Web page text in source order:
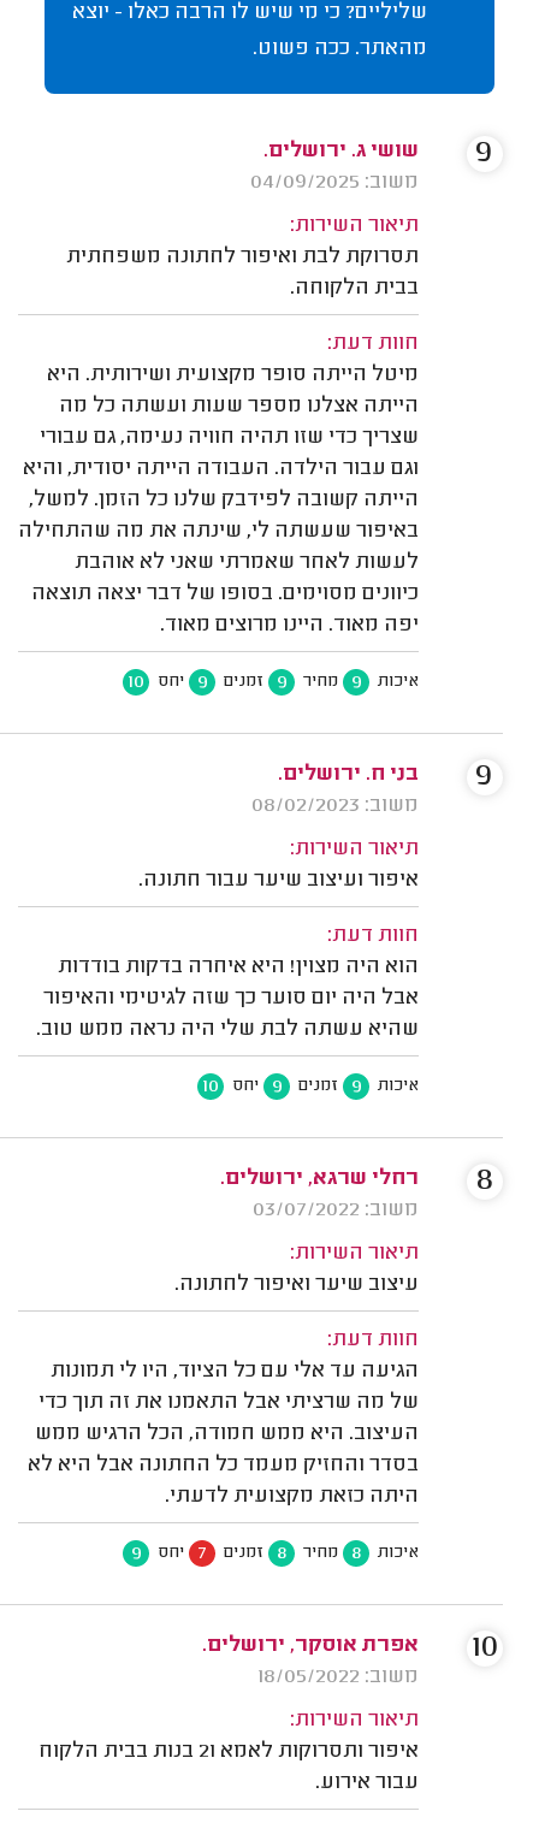
שליליים? כי מי שיש לו הרבה כאלו - יוצא
מהאתר. ככה פשוט.
שושי ג. ירושלים.
משוב: 04/09/2025
תיאור השירות:
תסרוקת לבת ואיפור לחתונה משפחתית
בבית הלקוחה.
חוות דעת:
מיטל הייתה סופר מקצועית ושירותית. היא
הייתה אצלנו מספר שעות ועשתה כל מה
שצריך כדי שזו תהיה חוויה נעימה, גם עבורי
וגם עבור הילדה. העבודה הייתה יסודית, והיא
הייתה קשובה לפידבק שלנו כל הזמן. למשל,
באיפור שעשתה לי, שינתה את מה שהתחילה
לעשות לאחר שאמרתי שאני לא אוהבת
כיוונים מסוימים. בסופו של דבר יצאה תוצאה
יפה מאוד. היינו מרוצים מאוד.
איכות 9 מחיר 9 זמנים 9 יחס 10
9
בני ח. ירושלים.
משוב: 08/02/2023
תיאור השירות:
איפור ועיצוב שיער עבור חתונה.
חוות דעת:
הוא היה מצוין! היא איחרה בדקות בודדות
אבל היה יום סוער כך שזה לגיטימי והאיפור
שהיא עשתה לבת שלי היה נראה ממש טוב.
איכות 9 זמנים 9 יחס 10
9
רחלי שרגא, ירושלים.
משוב: 03/07/2022
תיאור השירות:
עיצוב שיער ואיפור לחתונה.
חוות דעת:
הגיעה עד אלי עם כל הציוד, היו לי תמונות
של מה שרציתי אבל התאמנו את זה תוך כדי
העיצוב. היא ממש חמודה, הכל הרגיש ממש
בסדר והחזיק מעמד כל החתונה אבל היא לא
היתה כזאת מקצועית לדעתי.
איכות 8 מחיר 8 זמנים 7 יחס 9
8
אפרת אוסקר, ירושלים.
משוב: 18/05/2022
תיאור השירות:
איפור ותסרוקות לאמא ו2 בנות בבית הלקוח
עבור אירוע.
10